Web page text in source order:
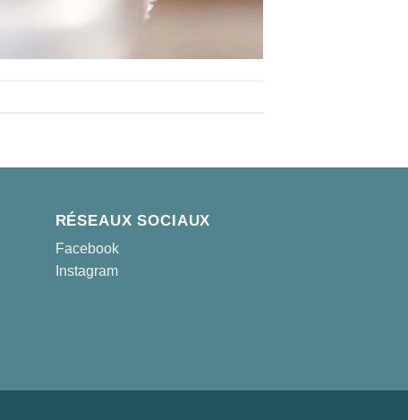
RÉSEAUX SOCIAUX
Facebook
Instagram